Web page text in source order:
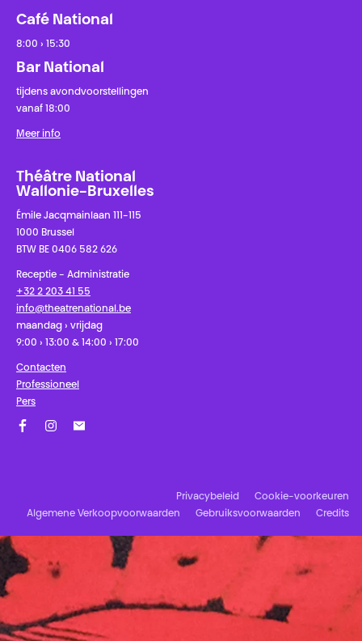
Café National
8:00 › 15:30
Bar National
tijdens avondvoorstellingen
vanaf 18:00
Meer info
Théâtre National
Wallonie-Bruxelles
Émile Jacqmainlaan 111-115
1000 Brussel
BTW BE 0406 582 626
Receptie - Administratie
+32 2 203 41 55
info@theatrenational.be
maandag › vrijdag
9:00 › 13:00 & 14:00 › 17:00
Contacten
Professioneel
Pers
Privacybeleid
Cookie-voorkeuren
Algemene Verkoopvoorwaarden
Gebruiksvoorwaarden Credits